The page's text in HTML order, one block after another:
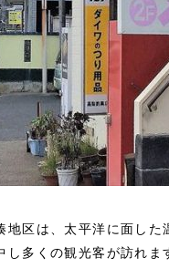
地区は、太平洋に面し
し多くの観光客が訪れ